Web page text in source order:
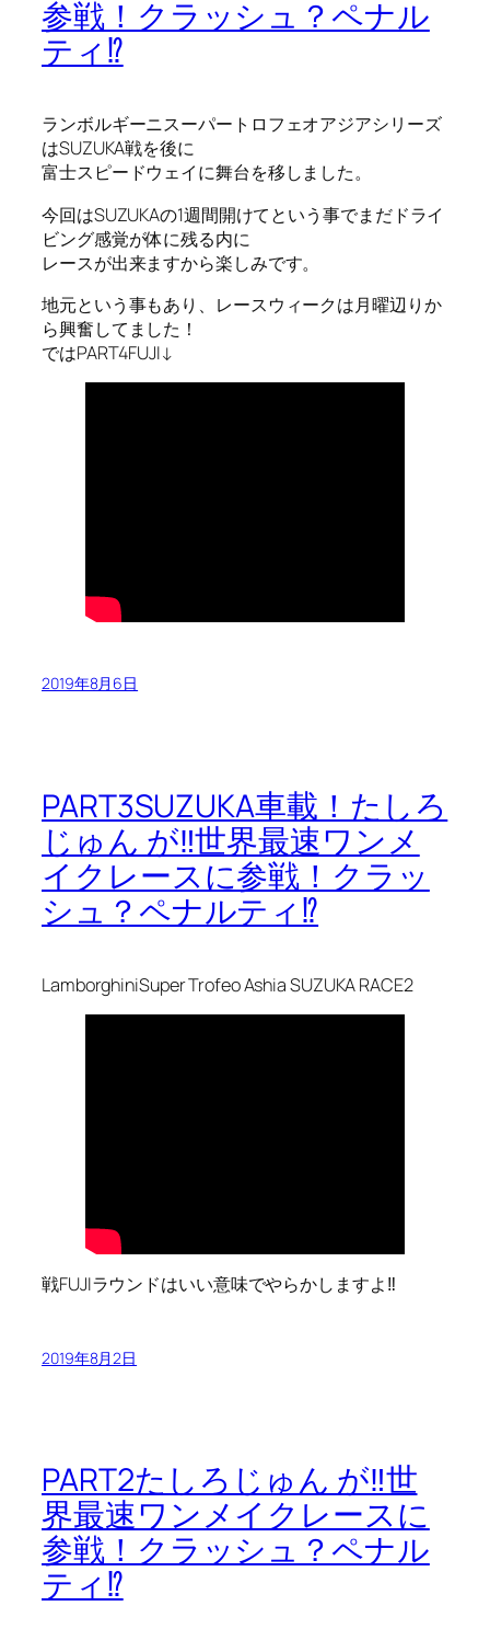
参戦！クラッシュ？ペナル
ティ⁉
ランボルギーニスーパートロフェオアジアシリーズ
はSUZUKA戦を後に
富士スピードウェイに舞台を移しました。
今回はSUZUKAの1週間開けてという事でまだドライ
ビング感覚が体に残る内に
レースが出来ますから楽しみです。
地元という事もあり、レースウィークは月曜辺りか
ら興奮してました！
ではPART4FUJI↓
2019年8月6日
PART3SUZUKA車載！たしろ
じゅん が‼世界最速ワンメ
イクレースに参戦！クラッ
シュ？ペナルティ⁉
LamborghiniSuper Trofeo Ashia SUZUKA RACE2
戦FUJIラウンドはいい意味でやらかしますよ‼
2019年8月2日
PART2たしろじゅん が‼世
界最速ワンメイクレースに
参戦！クラッシュ？ペナル
ティ⁉